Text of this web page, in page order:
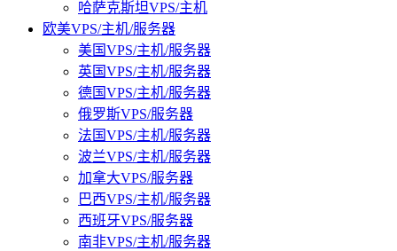
哈萨克斯坦VPS/主机
欧美VPS/主机/服务器
美国VPS/主机/服务器
英国VPS/主机/服务器
德国VPS/主机/服务器
俄罗斯VPS/服务器
法国VPS/主机/服务器
波兰VPS/主机/服务器
加拿大VPS/服务器
巴西VPS/主机/服务器
西班牙VPS/服务器
南非VPS/主机/服务器